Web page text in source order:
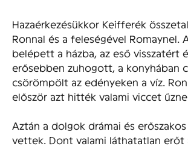
Hazaérkezésükkor Keifferék
Ronnal és a feleségével Romaynel.
belépett a házba, az eső visszatért
erősebben zuhogott, a konyhában
csörömpölt az edényeken a víz.
először azt hitték valami viccet
Aztán a dolgok drámai és
vettek. Dont valami láthatatlan erőt